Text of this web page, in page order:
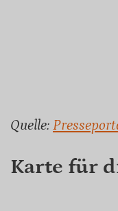
Quelle:
Karte für